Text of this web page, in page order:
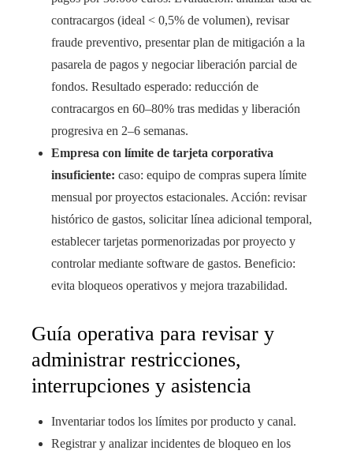
contracargos (ideal < 0,5% de volumen), revisar
fraude preventivo, presentar plan de mitigación a la
pasarela de pagos y negociar liberación parcial de
fondos. Resultado esperado: reducción de
contracargos en 60–80% tras medidas y liberación
progresiva en 2–6 semanas.
Empresa con límite de tarjeta corporativa
insuficiente: caso: equipo de compras supera límite
mensual por proyectos estacionales. Acción: revisar
histórico de gastos, solicitar línea adicional temporal,
establecer tarjetas pormenorizadas por proyecto y
controlar mediante software de gastos. Beneficio:
evita bloqueos operativos y mejora trazabilidad.
Guía operativa para revisar y
administrar restricciones,
interrupciones y asistencia
Inventariar todos los límites por producto y canal.
Registrar y analizar incidentes de bloqueo en los